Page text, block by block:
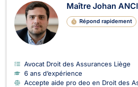
Maître Johan
Répond rapidement
Avocat Droit des Assurances Liège
6 ans d’expérience
Accepte aide pro deo en Droit des